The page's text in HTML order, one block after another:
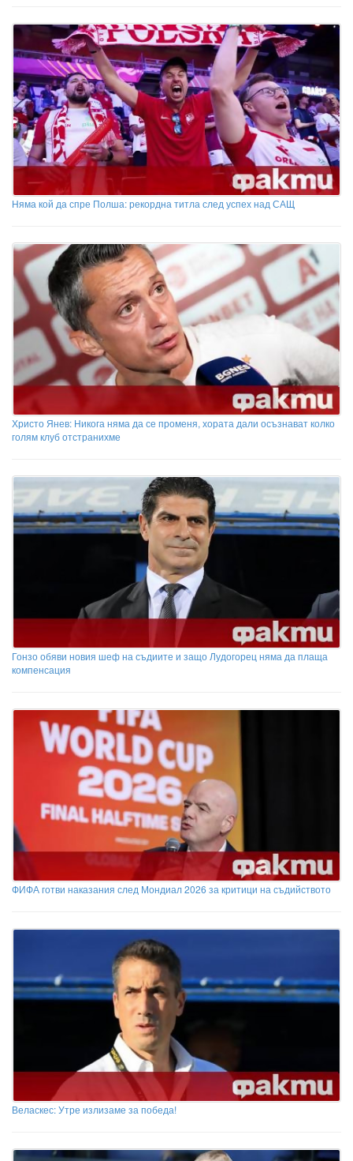
Няма кой да спре Полша: рекордна титла след успех над САЩ
Христо Янев: Никога няма да се променя, хората дали осъзнават колко
голям клуб отстранихме
Гонзо обяви новия шеф на съдиите и защо Лудогорец няма да плаща
компенсация
ФИФА готви наказания след Мондиал 2026 за критици на съдийството
Веласкес: Утре излизаме за победа!